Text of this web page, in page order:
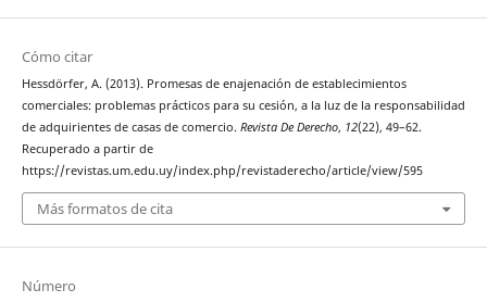
Cómo citar
Hessdörfer, A. (2013). Promesas de enajenación de establecimientos
comerciales: problemas prácticos para su cesión, a la luz de la responsabilidad
de adquirientes de casas de comercio. Revista De Derecho, 12(22), 49–62.
Recuperado a partir de
https://revistas.um.edu.uy/index.php/revistaderecho/article/view/595
Más formatos de cita
Número